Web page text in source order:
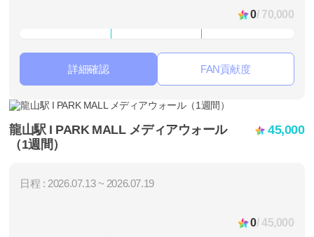
0/ 70,000
詳細確認 FAN貢献度
龍山駅 I PARK MALL メディアウォール
（1週間）
45,000
日程 : 2026.07.13 ~ 2026.07.19
0/ 45,000